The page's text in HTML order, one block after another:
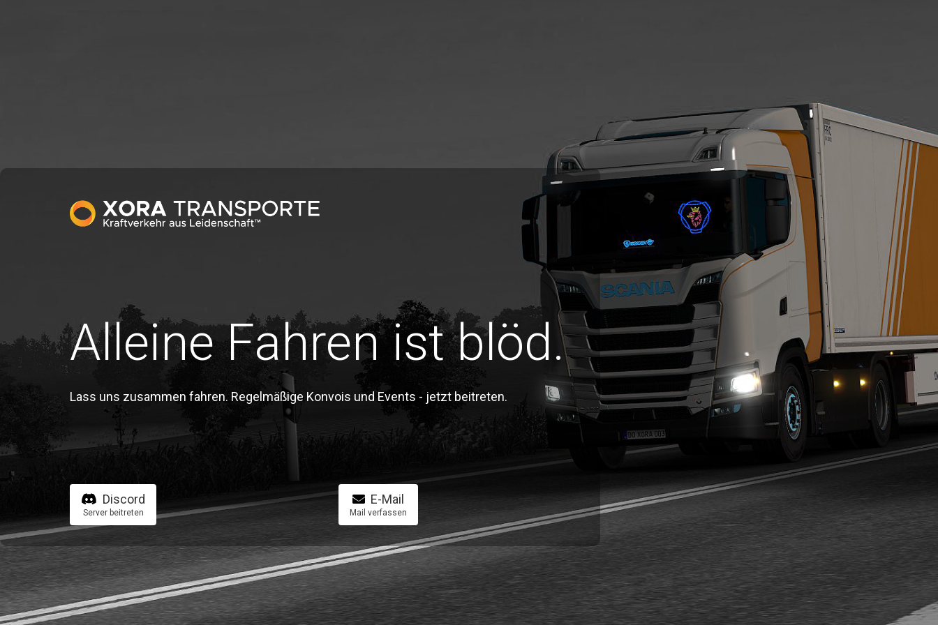
Alleine Fahren ist blöd.
Lass uns zusammen fahren. Regelmäßige Konvois und Events - jetzt beitreten.
Discord
Server beitreten
E-Mail
Mail verfassen